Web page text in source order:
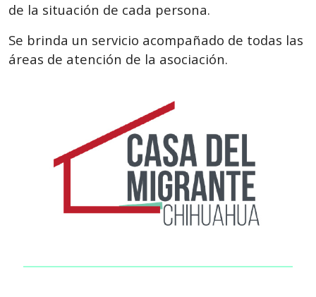
de la situación de cada persona.
Se brinda un servicio acompañado de todas las
áreas de atención de la asociación.